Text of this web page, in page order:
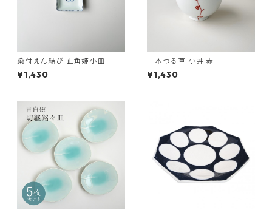
染付えん結び 正角姫小皿
¥1,430
一本つる草 小丼 赤
¥1,430